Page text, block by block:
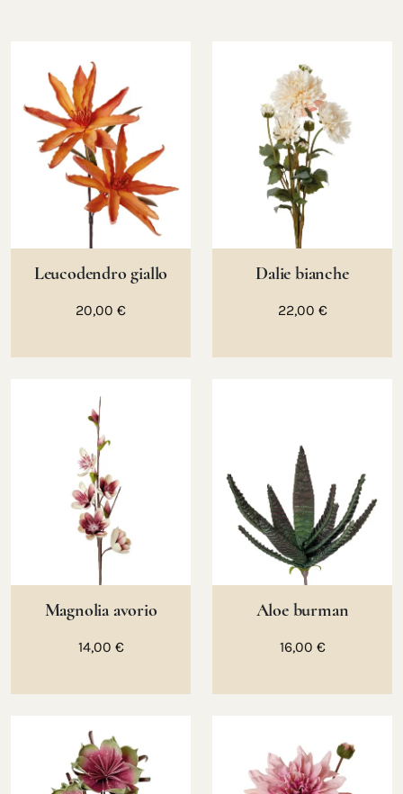
Leucodendro giallo
20,00 €
Dalie bianche
22,00 €
Magnolia avorio
14,00 €
Aloe burman
16,00 €